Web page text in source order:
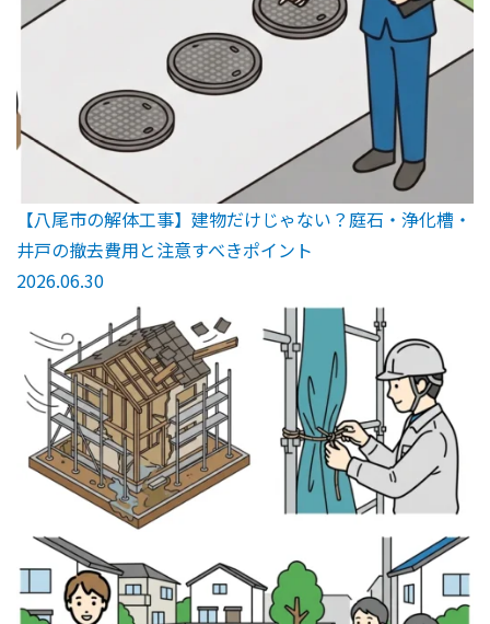
【八尾市の解体工事】建物だけじゃない？庭石・浄化槽・
井戸の撤去費用と注意すべきポイント
2026.06.30